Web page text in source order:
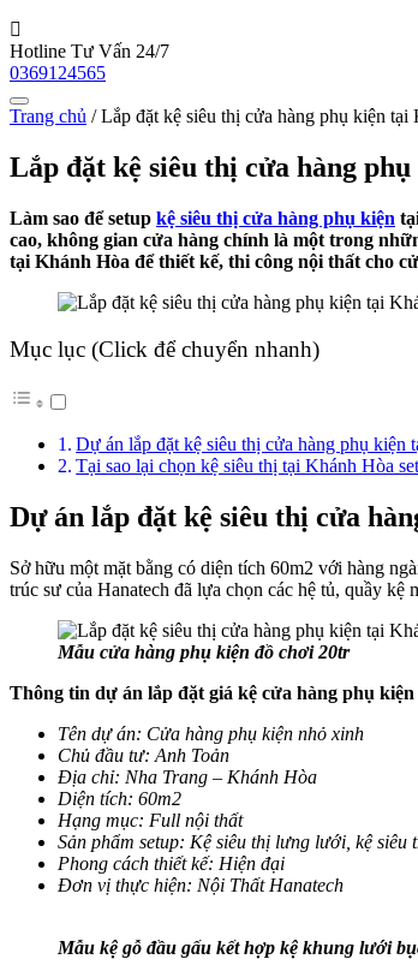
Hotline Tư Vấn 24/7
0369124565
Trang chủ /Lắp đặt kệ siêu thị cửa hàng phụ kiện tại
Lắp đặt kệ siêu thị cửa hàng
Làm sao để setup kệ siêu thị cửa hàng phụ kiện
cao, không gian cửa hàng chính là một trong
tại Khánh Hòa để thiết kế, thi công nội thất cho
Mục lục (Click để chuyển nhanh)
Dự án lắp đặt kệ siêu thị cửa hàng phụ kiện
Tại sao lại chọn kệ siêu thị tại Khánh Hòa
Dự án lắp đặt kệ siêu thị cửa
Sở hữu một mặt bằng có diện tích 60m2 với hàng
trúc sư của Hanatech đã lựa chọn các hệ tủ, quầy
Mẫu cửa hàng phụ kiện đồ chơi 20tr
Thông tin dự án lắp đặt giá kệ cửa hàng phụ kiện
Tên dự án: Cửa hàng phụ kiện nhỏ xinh
Chủ đầu tư: Anh Toản
Địa chỉ: Nha Trang – Khánh Hòa
Diện tích: 60m2
Hạng mục: Full nội thất
Sản phẩm setup: Kệ siêu thị lưng lưới, kệ
Phong cách thiết kế: Hiện đại
Đơn vị thực hiện: Nội Thất Hanatech
Mẫu kệ gỗ đầu gấu kết hợp kệ khung lưới